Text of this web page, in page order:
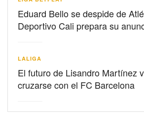
Eduard Bello se despide de
Deportivo Cali prepara su
LALIGA
El futuro de Lisandro Martínez
cruzarse con el FC Barcelona